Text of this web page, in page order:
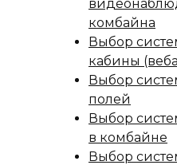
комбайна
Выбор
кабины
Выбор
полей
Выбор
в комбайне
Выбор